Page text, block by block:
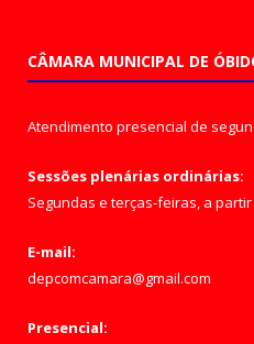
CÂMARA MUNICIPAL DE
Atendimento presencial de
Sessões plenárias ordinárias:
Segundas e terças-feiras, a
E-mail:
depcomcamara@gmail.com
Presencial: